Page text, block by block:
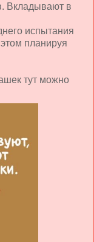
Вкладывают в
испытания
планируя
тут можно